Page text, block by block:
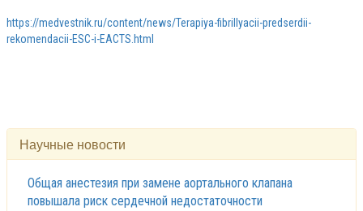
https://medvestnik.ru/content/news/Terapiya-fibrillyacii-predserdii-
rekomendacii-ESC-i-EACTS.html
Научные новости
Общая анестезия при замене аортального клапана
повышала риск сердечной недостаточности